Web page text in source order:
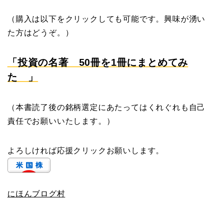
（購入は以下をクリックしても可能です。興味が湧い
た方はどうぞ。）
「投資の名著 50冊を1冊にまとめてみ
た 」
（本書読了後の銘柄選定にあたってはくれぐれも自己
責任でお願いいたします。）
よろしければ応援クリックお願いします。
にほんブログ村